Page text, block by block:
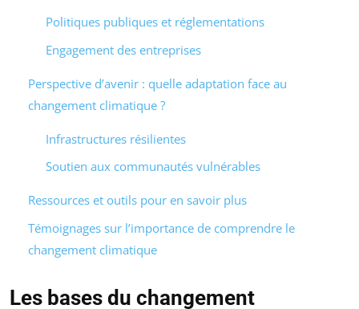
Politiques publiques et réglementations
Engagement des entreprises
Perspective d’avenir : quelle adaptation face au
changement climatique ?
Infrastructures résilientes
Soutien aux communautés vulnérables
Ressources et outils pour en savoir plus
Témoignages sur l’importance de comprendre le
changement climatique
Les bases du changement